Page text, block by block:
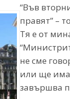
“Във
правят” –
Тя е от
не сме
или ще има
завършва